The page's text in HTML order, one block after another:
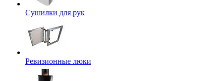
Сушилки для рук
Ревизионные люки